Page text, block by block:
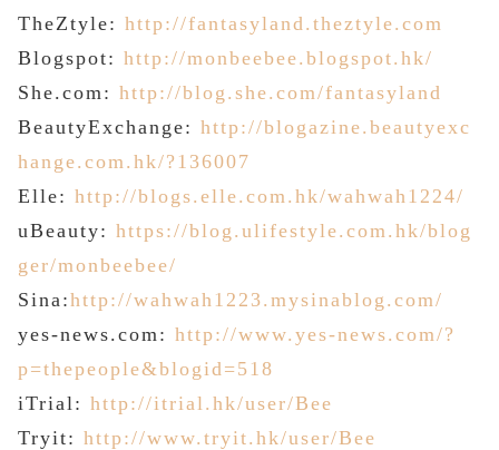
TheZtyle: http://fantasyland.theztyle.com
Blogspot: http://monbeebee.blogspot.hk/
She.com: http://blog.she.com/fantasyland
BeautyExchange: http://blogazine.beautyexc
hange.com.hk/?136007
Elle: http://blogs.elle.com.hk/wahwah1224/
uBeauty: https://blog.ulifestyle.com.hk/blog
ger/monbeebee/
Sina:http://wahwah1223.mysinablog.com/
yes-news.com: http://www.yes-news.com/?
p=thepeople&blogid=518
iTrial: http://itrial.hk/user/Bee
Tryit: http://www.tryit.hk/user/Bee